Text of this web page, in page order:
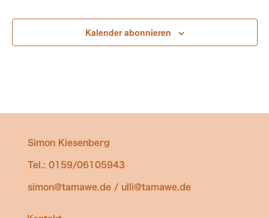
Kalender abonnieren
Simon Kiesenberg
Tel.: 0159/06105943
simon@tamawe.de / ulli@tamawe.de